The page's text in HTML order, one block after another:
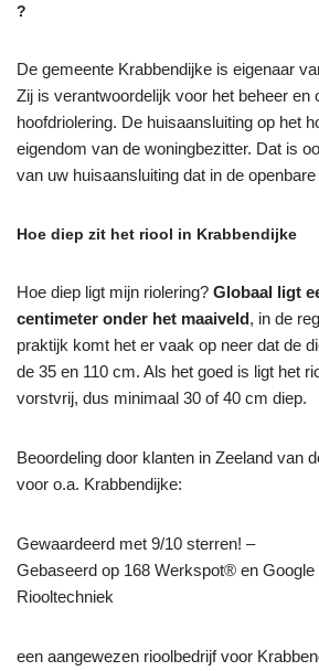
?
De gemeente Krabbendijke is eigenaar
Zij is verantwoordelijk voor het beheer en
hoofdriolering. De huisaansluiting op het
eigendom van de woningbezitter. Dat is
van uw huisaansluiting dat in de
Hoe diep zit het riool in Krabbendijke
Hoe diep ligt mijn riolering? Globaal ligt
centimeter onder het maaiveld, in de
praktijk komt het er vaak op neer dat de
de 35 en 110 cm. Als het goed is ligt het
vorstvrij, dus minimaal 30 of 40 cm diep.
Beoordeling door klanten in Zeeland van
voor o.a. Krabbendijke:
Gewaardeerd met 9/10 sterren! –
Gebaseerd op 168 Werkspot® en Google
Riooltechniek
een aangewezen rioolbedrijf voor